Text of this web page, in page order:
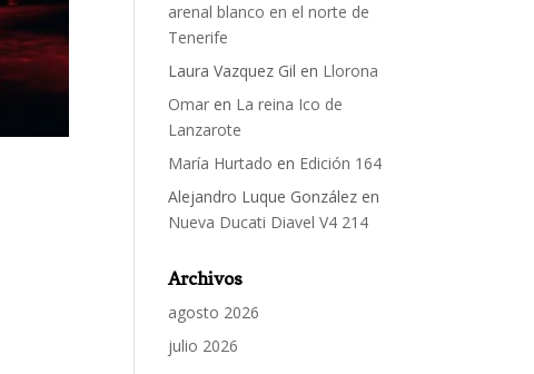
arenal blanco en el norte de
Tenerife
Laura Vazquez Gil en Llorona
Omar en La reina Ico de
Lanzarote
María Hurtado en Edición 164
Alejandro Luque González en
Nueva Ducati Diavel V4 214
Archivos
agosto 2026
julio 2026